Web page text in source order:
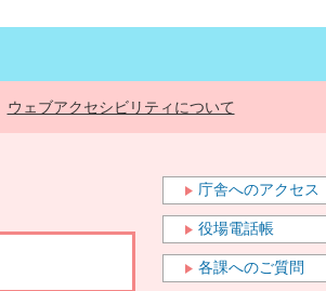
ウェブアクセシビリティについて
庁舎へのアクセス
役場電話帳
各課へのご質問